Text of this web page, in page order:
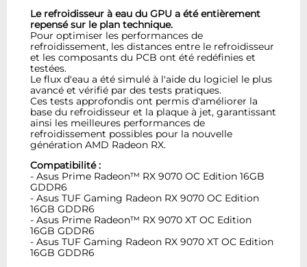
Le refroidisseur à eau du GPU a été entièrement
repensé sur le plan technique.
Pour optimiser les performances de
refroidissement, les distances entre le refroidisseur
et les composants du PCB ont été redéfinies et
testées.
Le flux d'eau a été simulé à l'aide du logiciel le plus
avancé et vérifié par des tests pratiques.
Ces tests approfondis ont permis d'améliorer la
base du refroidisseur et la plaque à jet, garantissant
ainsi les meilleures performances de
refroidissement possibles pour la nouvelle
génération AMD Radeon RX.
Compatibilité :
- Asus Prime Radeon™ RX 9070 OC Edition 16GB
GDDR6
- Asus TUF Gaming Radeon RX 9070 OC Edition
16GB GDDR6
- Asus Prime Radeon™ RX 9070 XT OC Edition
16GB GDDR6
- Asus TUF Gaming Radeon RX 9070 XT OC Edition
16GB GDDR6